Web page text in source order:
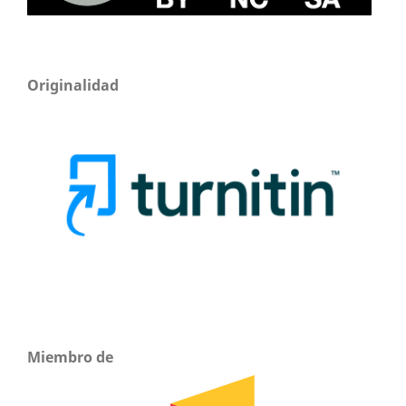
Originalidad
Miembro de